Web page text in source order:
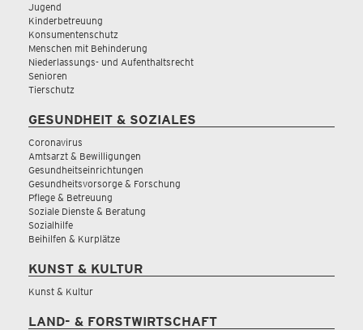
Jugend
Kinderbetreuung
Konsumentenschutz
Menschen mit Behinderung
Niederlassungs- und Aufenthaltsrecht
Senioren
Tierschutz
GESUNDHEIT & SOZIALES
Coronavirus
Amtsarzt & Bewilligungen
Gesundheitseinrichtungen
Gesundheitsvorsorge & Forschung
Pflege & Betreuung
Soziale Dienste & Beratung
Sozialhilfe
Beihilfen & Kurplätze
KUNST & KULTUR
Kunst & Kultur
LAND- & FORSTWIRTSCHAFT